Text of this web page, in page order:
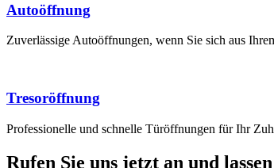
Autoöffnung
Zuverlässige Autoöffnungen, wenn Sie sich aus
Tresoröffnung
Professionelle und schnelle Türöffnungen für Ihr
Rufen Sie uns jetzt an und